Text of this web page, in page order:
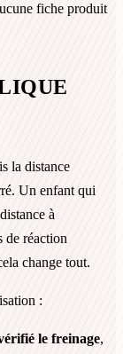
fiche produit
la distance
Un enfant qui
à
de réaction
change tout.
:
le freinage,